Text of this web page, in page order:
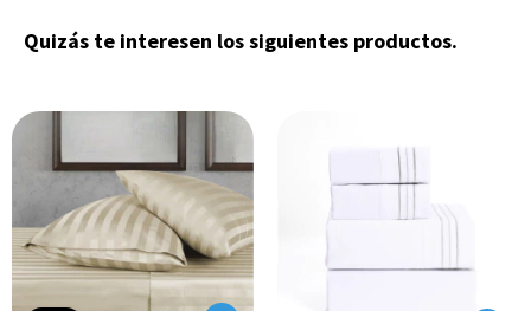
Quizás te interesen los siguientes productos.